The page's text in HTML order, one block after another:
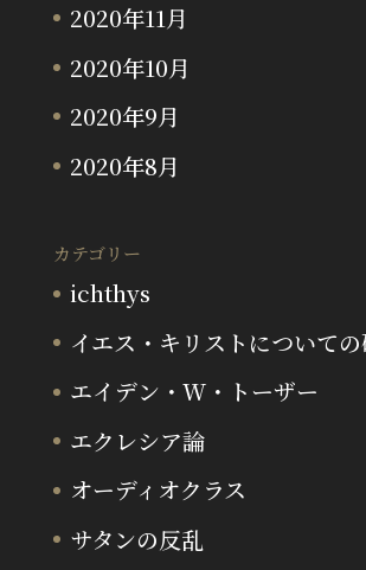
2020年11月
2020年10月
2020年9月
2020年8月
カテゴリー
ichthys
イエス・キリストについて
エイデン・W・トーザー
エクレシア論
オーディオクラス
サタンの反乱